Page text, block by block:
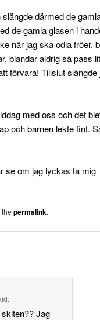
därmed de
de gamla glasen i
när jag ska odla fröer,
blandar aldrig så pass
förvara! Tillslut slängde
med oss och det
och barnen lekte fint.
se om jag lyckas ta mig
permalink.
Jag